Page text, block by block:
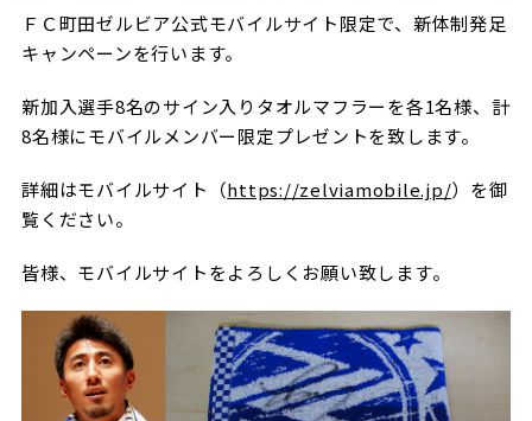
グッズ
ホームタウン活動
スクール
その他
チケット購入手順
️スタジアムを知る
スタジアムアクセス
スタジアムマップ
スタジアム観戦ガイド
観戦マナー＆ルール
ＦＣ町田ゼルビアについて
ファンになるトップ
ファンクラブ
クラブゼルビスタへの入会
シーズンシート
ＦＣ町田ゼルビアをサポート
ボランティア
ＦＣ町田ゼルビアカレンダー
グッズを買うトップ
オンラインストア
ホームタウントップ
ゼルビアアシスト募集
ゼルビアアシスト協賛企業一覧
ゼルナビ
パートナートップ
パートナー企業一覧
ＦＣ町田ゼルビア公式モバイルサイト限定で、新体制発足
キャンペーンを行います。
新加入選手8名のサイン入りタオルマフラーを各1名様、計
8名様にモバイルメンバー限定プレゼントを致します。
詳細はモバイルサイト（https://zelviamobile.jp/）を御
覧ください。
皆様、モバイルサイトをよろしくお願い致します。